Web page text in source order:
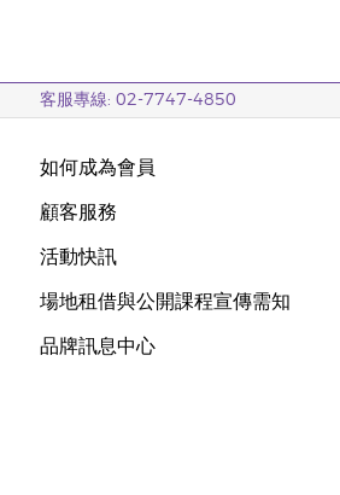
客服專線: 02-7747-4850
如何成為會員
顧客服務
活動快訊
場地租借與公開課程宣傳需知
品牌訊息中心